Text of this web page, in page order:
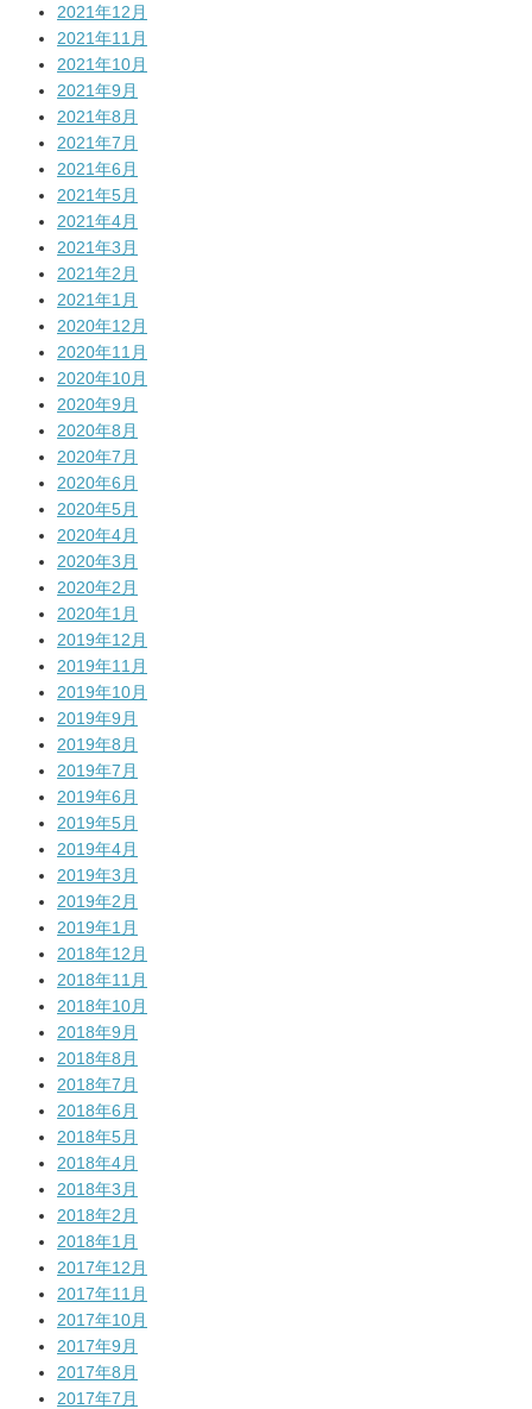
2021年12月
2021年11月
2021年10月
2021年9月
2021年8月
2021年7月
2021年6月
2021年5月
2021年4月
2021年3月
2021年2月
2021年1月
2020年12月
2020年11月
2020年10月
2020年9月
2020年8月
2020年7月
2020年6月
2020年5月
2020年4月
2020年3月
2020年2月
2020年1月
2019年12月
2019年11月
2019年10月
2019年9月
2019年8月
2019年7月
2019年6月
2019年5月
2019年4月
2019年3月
2019年2月
2019年1月
2018年12月
2018年11月
2018年10月
2018年9月
2018年8月
2018年7月
2018年6月
2018年5月
2018年4月
2018年3月
2018年2月
2018年1月
2017年12月
2017年11月
2017年10月
2017年9月
2017年8月
2017年7月